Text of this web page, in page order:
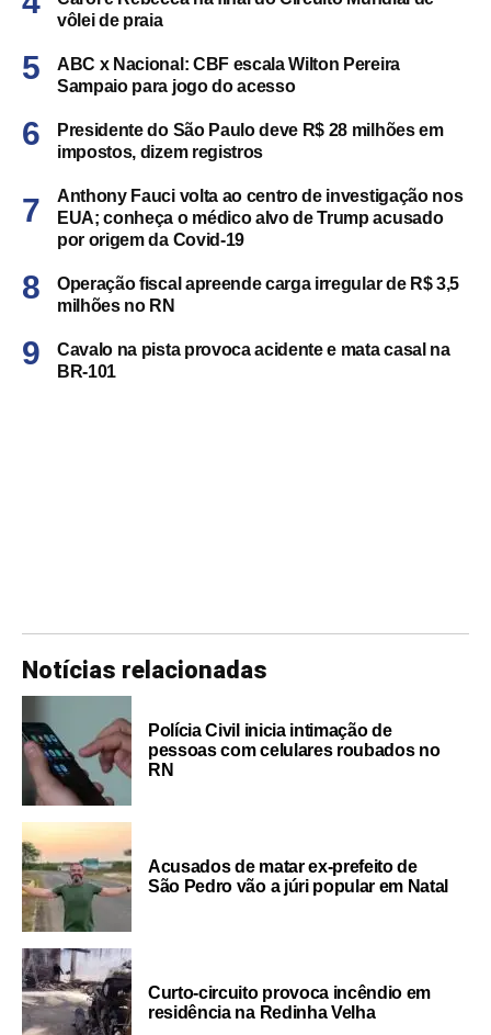
vôlei de praia
ABC x Nacional: CBF escala Wilton Pereira
Sampaio para jogo do acesso
Presidente do São Paulo deve R$ 28 milhões em
impostos, dizem registros
Anthony Fauci volta ao centro de investigação nos
EUA; conheça o médico alvo de Trump acusado
por origem da Covid-19
Operação fiscal apreende carga irregular de R$ 3,5
milhões no RN
Cavalo na pista provoca acidente e mata casal na
BR-101
Notícias relacionadas
Polícia Civil inicia intimação de
pessoas com celulares roubados no
RN
Acusados de matar ex-prefeito de
São Pedro vão a júri popular em Natal
Curto-circuito provoca incêndio em
residência na Redinha Velha